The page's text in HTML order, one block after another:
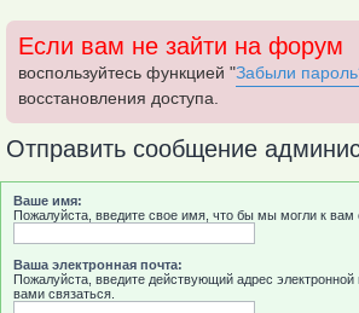
Если вам не зайти на форум
воспользуйтесь функцией "Забыли
восстановления доступа.
Отправить сообщение
Ваше имя:
Пожалуйста, введите свое имя, что бы мы могли к вам
Ваша электронная почта:
Пожалуйста, введите действующий адрес
вами связаться.